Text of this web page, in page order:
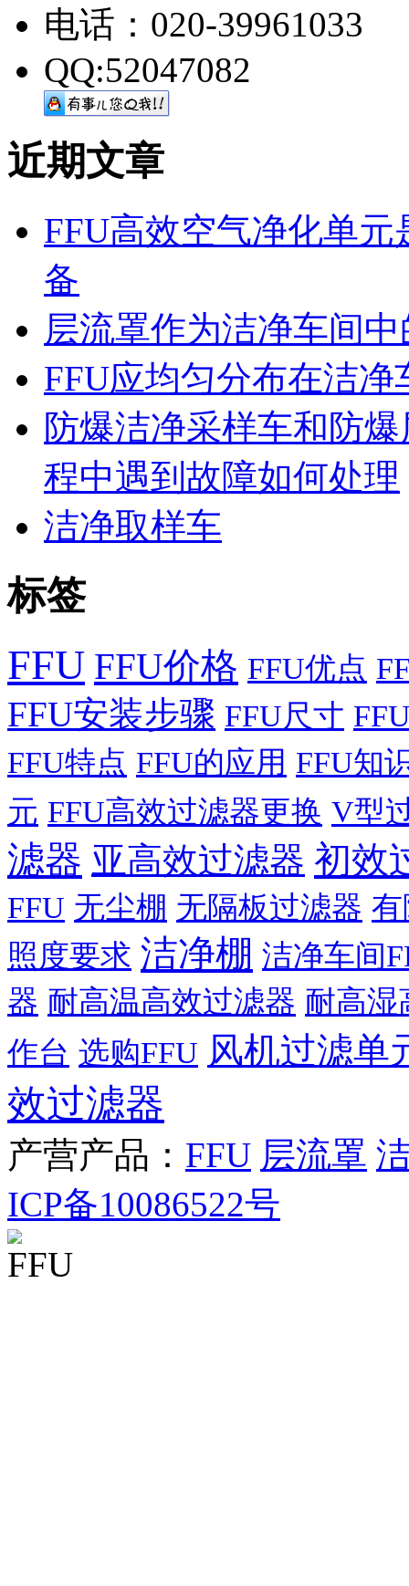
电话：020-39961033
QQ:52047082
近期文章
FFU高效空气净化单
备
层流罩作为洁净车间
FFU应均匀分布在洁
防爆洁净采样车和防
程中遇到故障如何处理
洁净取样车
标签
FFU FFU价格 FFU优点
FFU安装步骤 FFU尺寸
FFU特点 FFU的应用 FFU知
元 FFU高效过滤器更换 V型
滤器 亚高效过滤器 初效
FFU 无尘棚 无隔板过滤器
照度要求 洁净棚 洁净车间
器 耐高温高效过滤器 耐高湿
作台 选购FFU 风机过滤单
效过滤器
产营产品： FFU 层流罩
ICP备10086522号